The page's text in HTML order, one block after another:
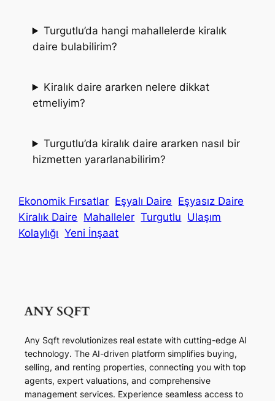
Turgutlu’da hangi mahallelerde kiralık
daire bulabilirim?
Kiralık daire ararken nelere dikkat
etmeliyim?
Turgutlu’da kiralık daire ararken nasıl bir
hizmetten yararlanabilirim?
Ekonomik Fırsatlar Eşyalı Daire Eşyasız Daire
Kiralık Daire Mahalleler Turgutlu Ulaşım
Kolaylığı Yeni İnşaat
Any Sqft revolutionizes real estate with cutting-edge AI
technology. The AI-driven platform simplifies buying,
selling, and renting properties, connecting you with top
agents, expert valuations, and comprehensive
management services. Experience seamless access to